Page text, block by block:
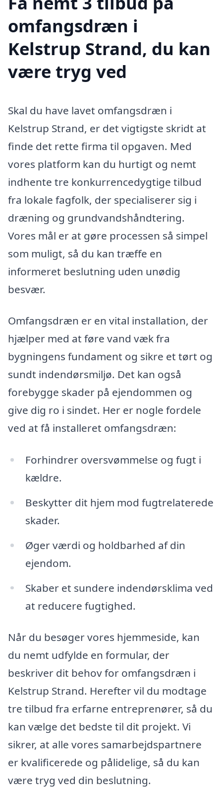
omfangsdræn i
Kelstrup Strand, du kan
være tryg ved
Skal du have lavet omfangsdræn i
Kelstrup Strand, er det vigtigste skridt at
finde det rette firma til opgaven. Med
vores platform kan du hurtigt og nemt
indhente tre konkurrencedygtige tilbud
fra lokale fagfolk, der specialiserer sig i
dræning og grundvandshåndtering.
Vores mål er at gøre processen så simpel
som muligt, så du kan træffe en
informeret beslutning uden unødig
besvær.
Omfangsdræn er en vital installation, der
hjælper med at føre vand væk fra
bygningens fundament og sikre et tørt og
sundt indendørsmiljø. Det kan også
forebygge skader på ejendommen og
give dig ro i sindet. Her er nogle fordele
ved at få installeret omfangsdræn:
Forhindrer oversvømmelse og fugt i
kældre.
Beskytter dit hjem mod fugtrelaterede
skader.
Øger værdi og holdbarhed af din
ejendom.
Skaber et sundere indendørsklima ved
at reducere fugtighed.
Når du besøger vores hjemmeside, kan
du nemt udfylde en formular, der
beskriver dit behov for omfangsdræn i
Kelstrup Strand. Herefter vil du modtage
tre tilbud fra erfarne entreprenører, så du
kan vælge det bedste til dit projekt. Vi
sikrer, at alle vores samarbejdspartnere
er kvalificerede og pålidelige, så du kan
være tryg ved din beslutning.